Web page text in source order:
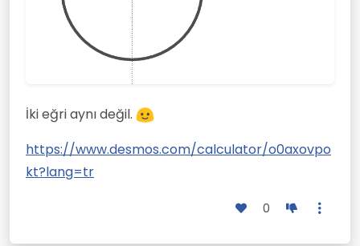
İki eğri aynı değil.
https://www.desmos.com/calculator/o0axovpo
kt?lang=tr
0